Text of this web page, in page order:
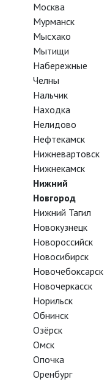
Москва
Мурманск
Мысхако
Мытищи
Набережные
Челны
Нальчик
Находка
Нелидово
Нефтекамск
Нижневартовск
Нижнекамск
Нижний
Новгород
Нижний Тагил
Новокузнецк
Новороссийск
Новосибирск
Новочебоксарск
Новочеркасск
Норильск
Обнинск
Озёрск
Омск
Опочка
Оренбург